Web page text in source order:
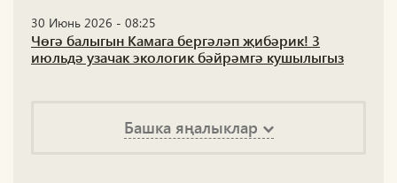
30 Июнь 2026 - 08:25
Чөгә балыгын Камага бергәләп җибәрик! 3
июльдә узачак экологик бәйрәмгә кушылыгыз
Башка яңалыклар